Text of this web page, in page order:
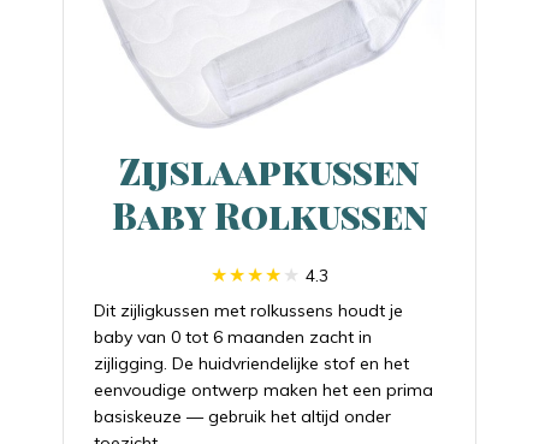
Zijslaapkussen
Baby Rolkussen
4.3
Dit zijligkussen met rolkussens houdt je
baby van 0 tot 6 maanden zacht in
zijligging. De huidvriendelijke stof en het
eenvoudige ontwerp maken het een prima
basiskeuze — gebruik het altijd onder